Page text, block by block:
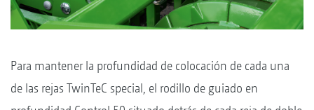
Para mantener la profundidad de colocación de cada una
de las rejas TwinTeC special, el rodillo de guiado en